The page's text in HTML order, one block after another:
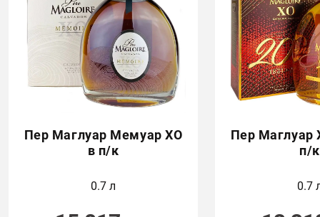
Пер Маглуар Мемуар ХО
в п/к
0.7 л
Пер Маглуар
п/к
0.7